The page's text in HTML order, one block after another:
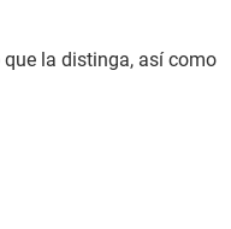
la distinga, así como